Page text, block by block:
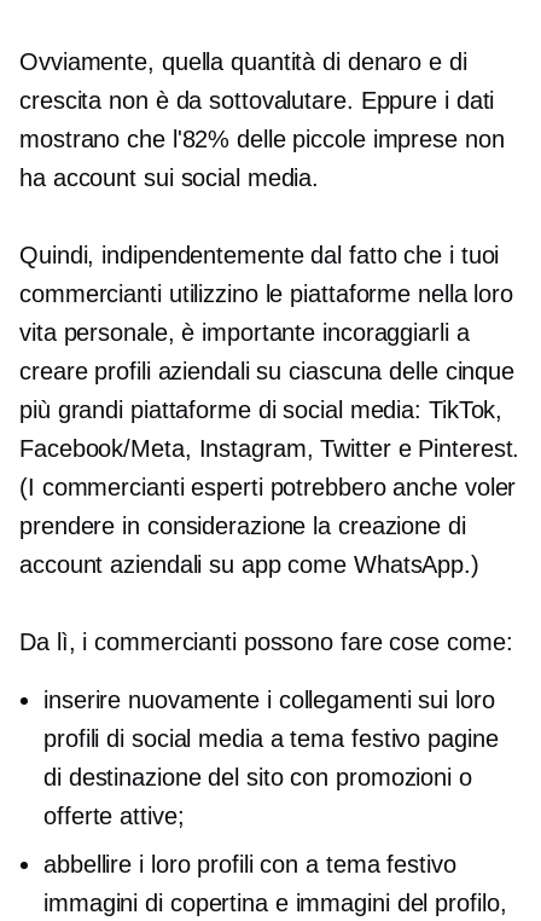
Ovviamente, quella quantità di denaro e di
crescita non è da sottovalutare. Eppure i dati
mostrano che l'82% delle piccole imprese non
ha account sui social media.
Quindi, indipendentemente dal fatto che i tuoi
commercianti utilizzino le piattaforme nella loro
vita personale, è importante incoraggiarli a
creare profili aziendali su ciascuna delle cinque
più grandi piattaforme di social media: TikTok,
Facebook/Meta, Instagram, Twitter e Pinterest.
(I commercianti esperti potrebbero anche voler
prendere in considerazione la creazione di
account aziendali su app come WhatsApp.)
Da lì, i commercianti possono fare cose come:
inserire nuovamente i collegamenti sui loro
profili di social media a tema festivo pagine
di destinazione del sito con promozioni o
offerte attive;
abbellire i loro profili cona tema festivo
immagini di copertina e immagini del profilo,